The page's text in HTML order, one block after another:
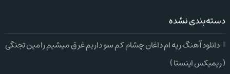
دسته‌بندی نشده
دانلود آهنگ ریه ام داغان چشام کم سو داریم غرق میشیم رامین تجنگی
( ریمیکس اینستا )